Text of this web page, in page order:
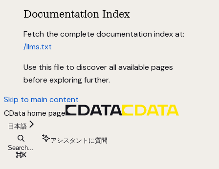
Documentation Index
Fetch the complete documentation index at:
/llms.txt
Use this file to discover all available pages
before exploring further.
Skip to main content
CData home page
日本語
Search...
⌘K
アシスタントに質問